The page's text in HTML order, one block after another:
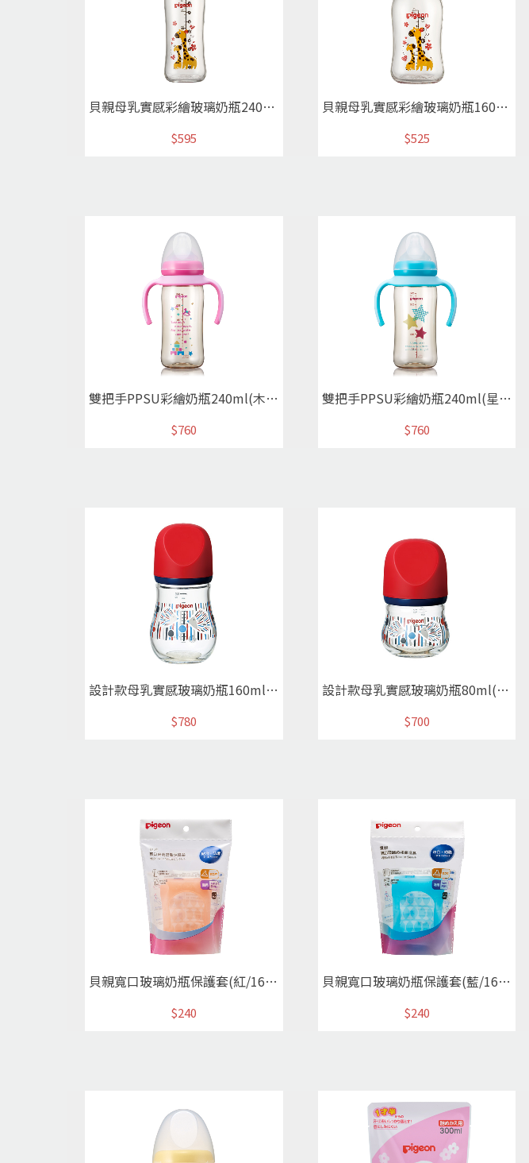
貝親母乳實感彩繪玻璃奶瓶240ml(長頸鹿)
$595
貝親母乳實感彩繪玻璃奶瓶160ml(長頸鹿)
$525
雙把手PPSU彩繪奶瓶240ml(木馬城堡)
$760
雙把手PPSU彩繪奶瓶240ml(星星)
$760
設計款母乳實感玻璃奶瓶160ml(刺蝟/紅)
$780
設計款母乳實感玻璃奶瓶80ml(刺蝟/紅)
$700
貝親寬口玻璃奶瓶保護套(紅/160ml)
$240
貝親寬口玻璃奶瓶保護套(藍/160ml)
$240